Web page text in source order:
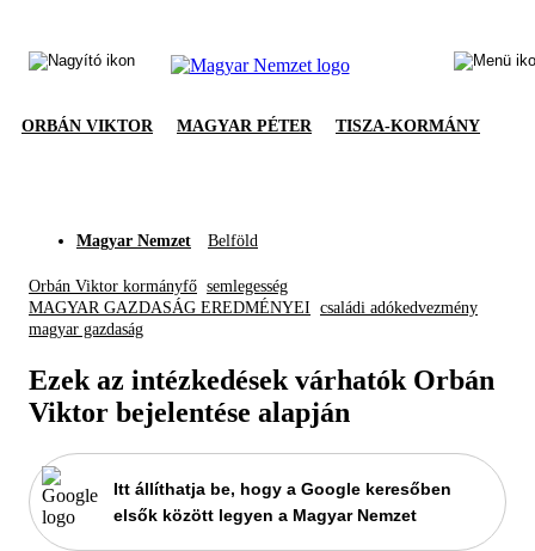
ORBÁN VIKTOR MAGYAR PÉTER TISZA-KORMÁNY
Magyar Nemzet Belföld
Orbán Viktor kormányfő semlegesség
MAGYAR GAZDASÁG EREDMÉNYEI családi adókedvezmény
magyar gazdaság
Ezek az intézkedések várhatók Orbán
Viktor bejelentése alapján
Itt állíthatja be, hogy a Google keresőben
elsők között legyen a Magyar Nemzet